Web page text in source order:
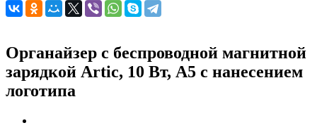
Органайзер с беспроводной магнитной
зарядкой Artic, 10 Вт, А5 с нанесением
логотипа